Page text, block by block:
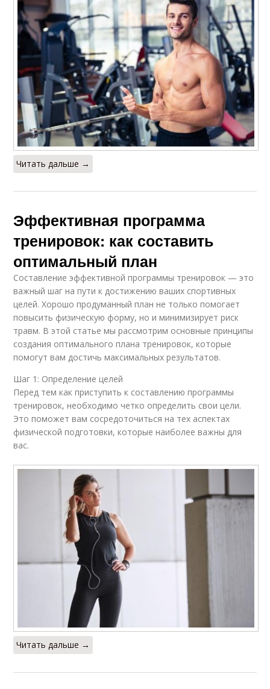
Читать дальше →
Эффективная программа
тренировок: как составить
оптимальный план
Составление эффективной программы тренировок — это
важный шаг на пути к достижению ваших спортивных
целей. Хорошо продуманный план не только помогает
повысить физическую форму, но и минимизирует риск
травм. В этой статье мы рассмотрим основные принципы
создания оптимального плана тренировок, которые
помогут вам достичь максимальных результатов.
Шаг 1: Определение целей
Перед тем как приступить к составлению программы
тренировок, необходимо четко определить свои цели.
Это поможет вам сосредоточиться на тех аспектах
физической подготовки, которые наиболее важны для
вас.
Читать дальше →